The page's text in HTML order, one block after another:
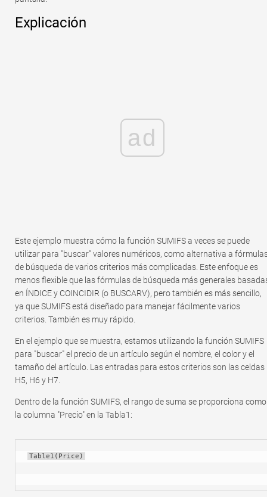
Explicación
ad
Este ejemplo muestra cómo la función SUMIFS a veces se puede
utilizar para "buscar" valores numéricos, como alternativa a
de búsqueda de varios criterios más complicadas. Este enfoque es
menos flexible que las fórmulas de búsqueda más generales
en ÍNDICE y COINCIDIR (o BUSCARV), pero también es más sencillo,
ya que SUMIFS está diseñado para manejar fácilmente varios
criterios. También es muy rápido.
En el ejemplo que se muestra, estamos utilizando la función SUMIFS
para "buscar" el precio de un artículo según el nombre, el color y el
tamaño del artículo. Las entradas para estos criterios son las celdas
H5, H6 y H7.
Dentro de la función SUMIFS, el rango de suma se proporciona como
la columna "Precio" en la Tabla1:
Table1(Price)